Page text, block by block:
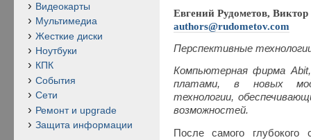
Евгений Рудометов, Виктор
authors@rudometov.com
Перспективные
Компьютерная фирма
платами, в новых
технологии,
возможностей.
После самого глубокого
Видеокарты
Мультимедиа
Жесткие диски
Ноутбуки
КПК
События
Сети
Ремонт и upgrade
Защита информации